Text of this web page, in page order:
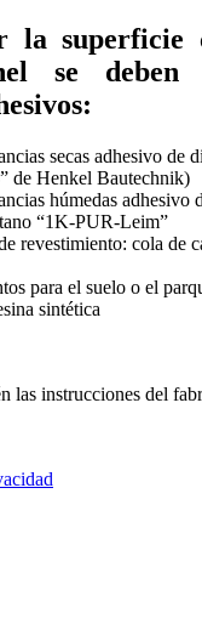
la superficie
se
secas adhesivo de
de Henkel Bautechnik)
húmedas adhesivo
“1K-PUR-Leim”
revestimiento: cola de
para el suelo o el
sintética
las instrucciones del